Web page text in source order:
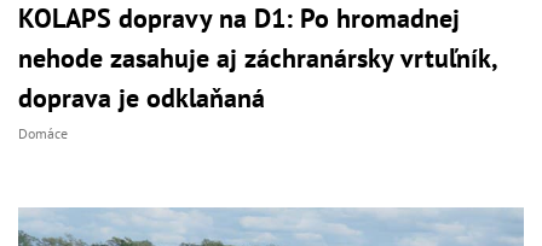
KOLAPS dopravy na D1: Po hromadnej
nehode zasahuje aj záchranársky vrtuľník,
doprava je odklaňaná
Domáce